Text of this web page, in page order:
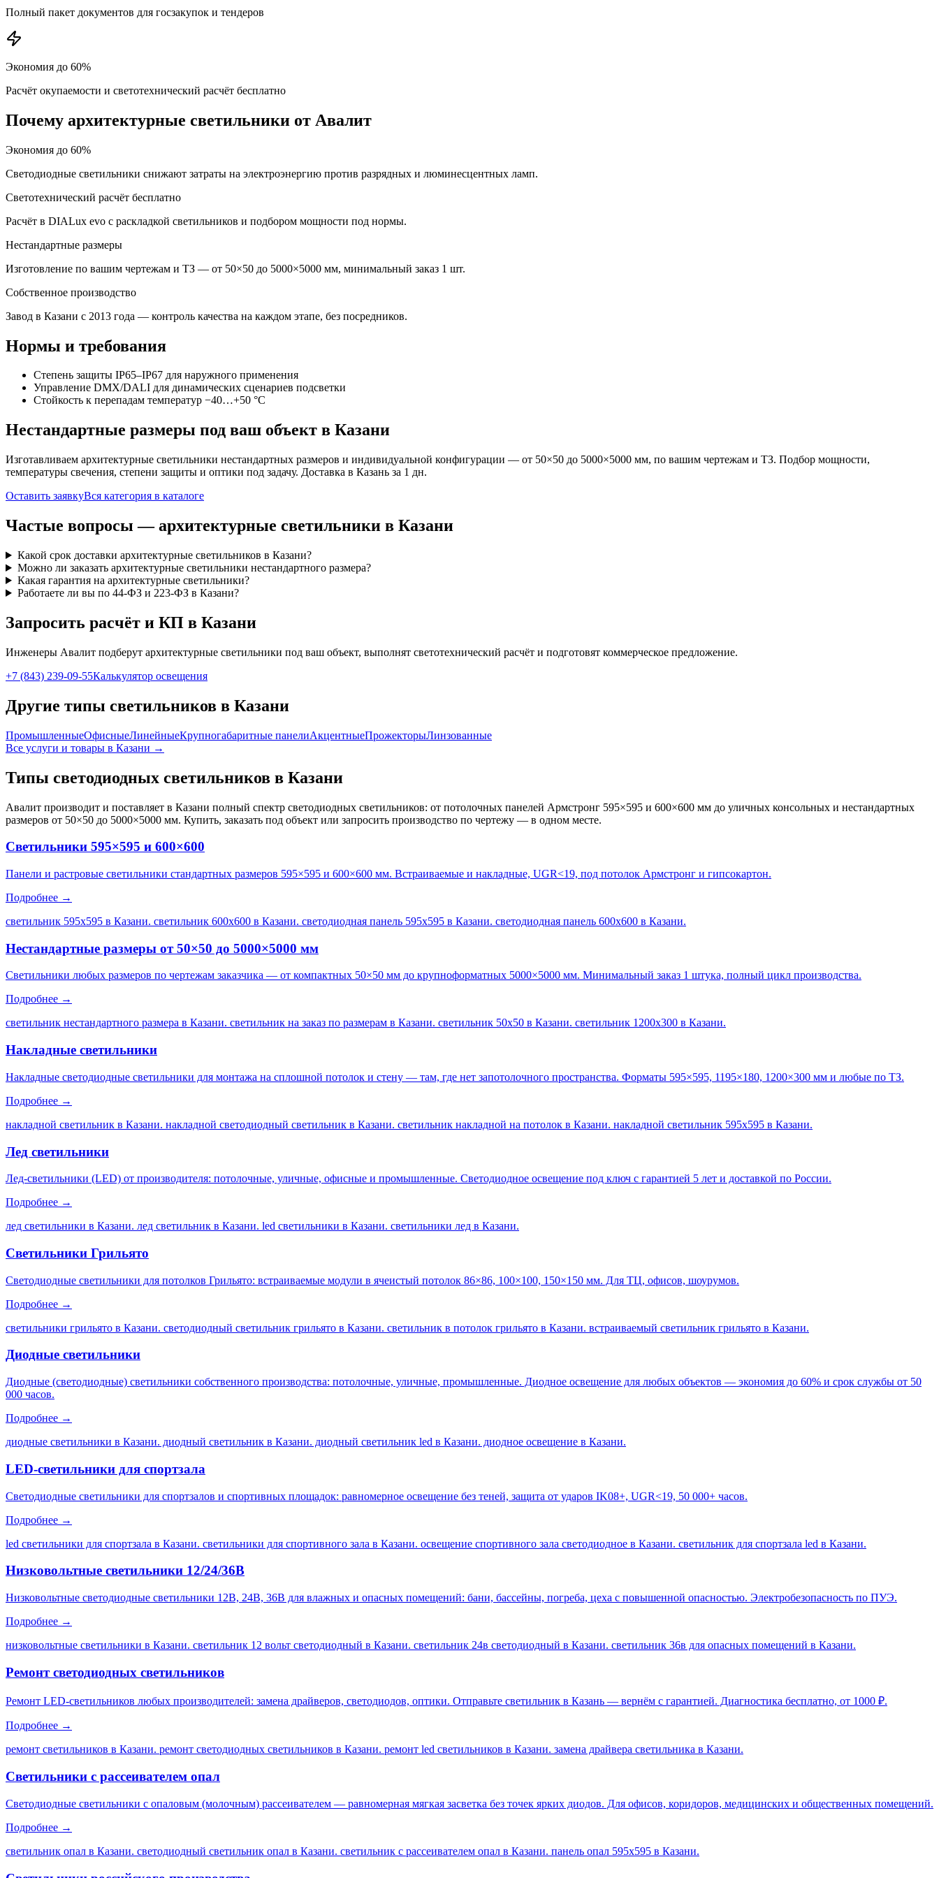
Полный пакет документов для госзакупок и тендеров
Экономия до 60%
Расчёт окупаемости и светотехнический расчёт бесплатно
Почему архитектурные светильники от Авалит
Экономия до 60%
Светодиодные светильники снижают затраты на электроэнергию против разрядных и люминесцентных ламп.
Светотехнический расчёт бесплатно
Расчёт в DIALux evo с раскладкой светильников и подбором мощности под нормы.
Нестандартные размеры
Изготовление по вашим чертежам и ТЗ — от 50×50 до 5000×5000 мм, минимальный заказ 1 шт.
Собственное производство
Завод в Казани с 2013 года — контроль качества на каждом этапе, без посредников.
Нормы и требования
Степень защиты IP65–IP67 для наружного применения
Управление DMX/DALI для динамических сценариев подсветки
Стойкость к перепадам температур −40…+50 °C
Нестандартные размеры под ваш объект в Казани
Изготавливаем архитектурные светильники нестандартных размеров и индивидуальной конфигурации — от 50×50 до 5000×5000 мм, по вашим чертежам и ТЗ. Подбор мощности,
температуры свечения, степени защиты и оптики под задачу. Доставка в Казань за 1 дн.
Оставить заявкуВся категория в каталоге
Частые вопросы —архитектурные светильники в Казани
Какой срок доставки архитектурные светильников в Казани?
Можно ли заказать архитектурные светильники нестандартного размера?
Какая гарантия на архитектурные светильники?
Работаете ли вы по 44-ФЗ и 223-ФЗ в Казани?
Запросить расчёт и КП в Казани
Инженеры Авалит подберут архитектурные светильники под ваш объект, выполнят светотехнический расчёт и подготовят коммерческое предложение.
+7 (843) 239-09-55Калькулятор освещения
Другие типы светильников в Казани
ПромышленныеОфисныеЛинейныеКрупногабаритные панелиАкцентныеПрожекторыЛинзованные
Все услуги и товары в Казани →
Типы светодиодных светильников в Казани
Авалит производит и поставляет в Казани полный спектр светодиодных светильников: от потолочных панелей Армстронг 595×595 и 600×600 мм до уличных консольных и нестандартных
размеров от 50×50 до 5000×5000 мм. Купить, заказать под объект или запросить производство по чертежу — в одном месте.
Светильники 595×595 и 600×600
Панели и растровые светильники стандартных размеров 595×595 и 600×600 мм. Встраиваемые и накладные, UGR<19, под потолок Армстронг и гипсокартон.
Подробнее →
светильник 595х595 в Казани. светильник 600х600 в Казани. светодиодная панель 595х595 в Казани. светодиодная панель 600х600 в Казани.
Нестандартные размеры от 50×50 до 5000×5000 мм
Светильники любых размеров по чертежам заказчика — от компактных 50×50 мм до крупноформатных 5000×5000 мм. Минимальный заказ 1 штука, полный цикл производства.
Подробнее →
светильник нестандартного размера в Казани. светильник на заказ по размерам в Казани. светильник 50х50 в Казани. светильник 1200х300 в Казани.
Накладные светильники
Накладные светодиодные светильники для монтажа на сплошной потолок и стену — там, где нет запотолочного пространства. Форматы 595×595, 1195×180, 1200×300 мм и любые по ТЗ.
Подробнее →
накладной светильник в Казани. накладной светодиодный светильник в Казани. светильник накладной на потолок в Казани. накладной светильник 595х595 в Казани.
Лед светильники
Лед-светильники (LED) от производителя: потолочные, уличные, офисные и промышленные. Светодиодное освещение под ключ с гарантией 5 лет и доставкой по России.
Подробнее →
лед светильники в Казани. лед светильник в Казани. led светильники в Казани. светильники лед в Казани.
Светильники Грильято
Светодиодные светильники для потолков Грильято: встраиваемые модули в ячеистый потолок 86×86, 100×100, 150×150 мм. Для ТЦ, офисов, шоурумов.
Подробнее →
светильники грильято в Казани. светодиодный светильник грильято в Казани. светильник в потолок грильято в Казани. встраиваемый светильник грильято в Казани.
Диодные светильники
Диодные (светодиодные) светильники собственного производства: потолочные, уличные, промышленные. Диодное освещение для любых объектов — экономия до 60% и срок службы от 50
000 часов.
Подробнее →
диодные светильники в Казани. диодный светильник в Казани. диодный светильник led в Казани. диодное освещение в Казани.
LED-светильники для спортзала
Светодиодные светильники для спортзалов и спортивных площадок: равномерное освещение без теней, защита от ударов IK08+, UGR<19, 50 000+ часов.
Подробнее →
led светильники для спортзала в Казани. светильники для спортивного зала в Казани. освещение спортивного зала светодиодное в Казани. светильник для спортзала led в Казани.
Низковольтные светильники 12/24/36В
Низковольтные светодиодные светильники 12В, 24В, 36В для влажных и опасных помещений: бани, бассейны, погреба, цеха с повышенной опасностью. Электробезопасность по ПУЭ.
Подробнее →
низковольтные светильники в Казани. светильник 12 вольт светодиодный в Казани. светильник 24в светодиодный в Казани. светильник 36в для опасных помещений в Казани.
Ремонт светодиодных светильников
Ремонт LED-светильников любых производителей: замена драйверов, светодиодов, оптики. Отправьте светильник в Казань — вернём с гарантией. Диагностика бесплатно, от 1000 ₽.
Подробнее →
ремонт светильников в Казани. ремонт светодиодных светильников в Казани. ремонт led светильников в Казани. замена драйвера светильника в Казани.
Светильники с рассеивателем опал
Светодиодные светильники с опаловым (молочным) рассеивателем — равномерная мягкая засветка без точек ярких диодов. Для офисов, коридоров, медицинских и общественных помещений.
Подробнее →
светильник опал в Казани. светодиодный светильник опал в Казани. светильник с рассеивателем опал в Казани. панель опал 595х595 в Казани.